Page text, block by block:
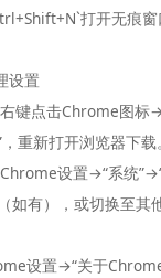
打开无痕
设置
键点击Chrome图标
重新打开浏览器下载。
设置→“系统
如有），或切换至其
设置→“关于